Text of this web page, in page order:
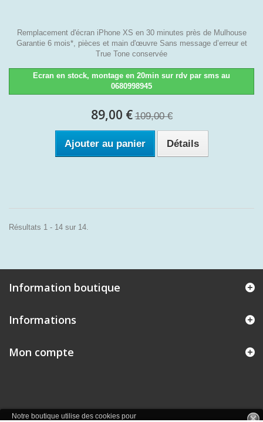
Notre boutique utilise des cookies pour
Remplacement d'écran iPhone XS en 30 minutes près de Mulhouse
Garantie 6 mois*, pièces et main d'œuvre Sans message d’erreur et
True Tone conservée
Ecran en stock, montage en 20min sur rdv par sms au
0680998945
89,00 € 109,00 €
Ajouter au panier Détails
Résultats 1 - 14 sur 14.
Information boutique
Informations
Mon compte